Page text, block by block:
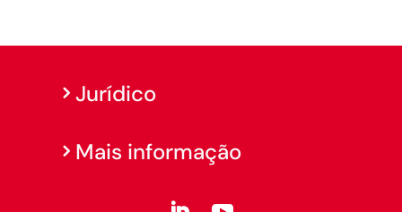
Jurídico
Mais informação